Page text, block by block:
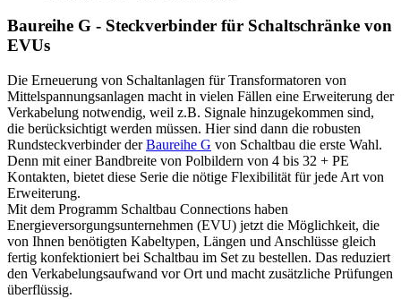
Baureihe G - Steckverbinder für Schaltschränke von
EVUs
Die Erneuerung von Schaltanlagen für Transformatoren von
Mittelspannungsanlagen macht in vielen Fällen eine Erweiterung der
Verkabelung notwendig, weil z.B. Signale hinzugekommen sind,
die berücksichtigt werden müssen. Hier sind dann die robusten
Rundsteckverbinder derBaureihe G von Schaltbau die erste Wahl.
Denn mit einer Bandbreite von Polbildern von 4 bis 32 + PE
Kontakten, bietet diese Serie die nötige Flexibilität für jede Art von
Erweiterung.
Mit dem Programm Schaltbau Connections haben
Energieversorgungsunternehmen (EVU) jetzt die Möglichkeit, die
von Ihnen benötigten Kabeltypen, Längen und Anschlüsse gleich
fertig konfektioniert bei Schaltbau im Set zu bestellen. Das reduziert
den Verkabelungsaufwand vor Ort und macht zusätzliche Prüfungen
überflüssig.